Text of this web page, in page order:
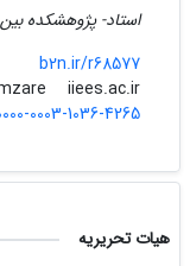
استاد- پژوهشکده بین
b2n.ir/r68577
mzare
iiees.ac.ir
0003-1036-4265
هیات تحریریه